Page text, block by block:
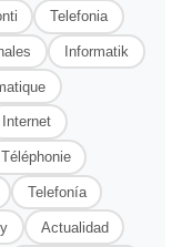
Telefonia
Informatik
Internet
Téléphonie
Telefonía
Actualidad